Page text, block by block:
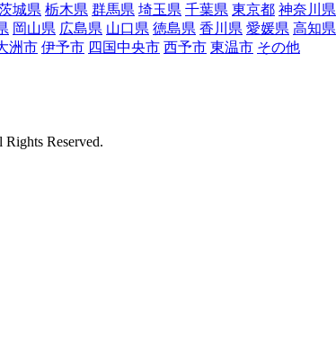
城県 栃木県 群馬県 埼玉県 千葉県 東京都 神奈川県
岡山県 広島県 山口県 徳島県 香川県 愛媛県 高知県
洲市 伊予市 四国中央市 西予市 東温市 その他
Reserved.